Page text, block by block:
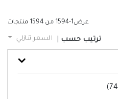
الفروع
عرض1-1594 من 1594 منتجات
ترتيب حسب السعر تنازلي
74
)